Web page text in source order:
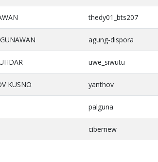
thedy01_bts207
agung-dispora
uwe_siwutu
KUSNO yanthov
palguna
cibernew